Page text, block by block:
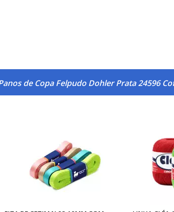
de Copa Felpudo Dohler Prata 24596